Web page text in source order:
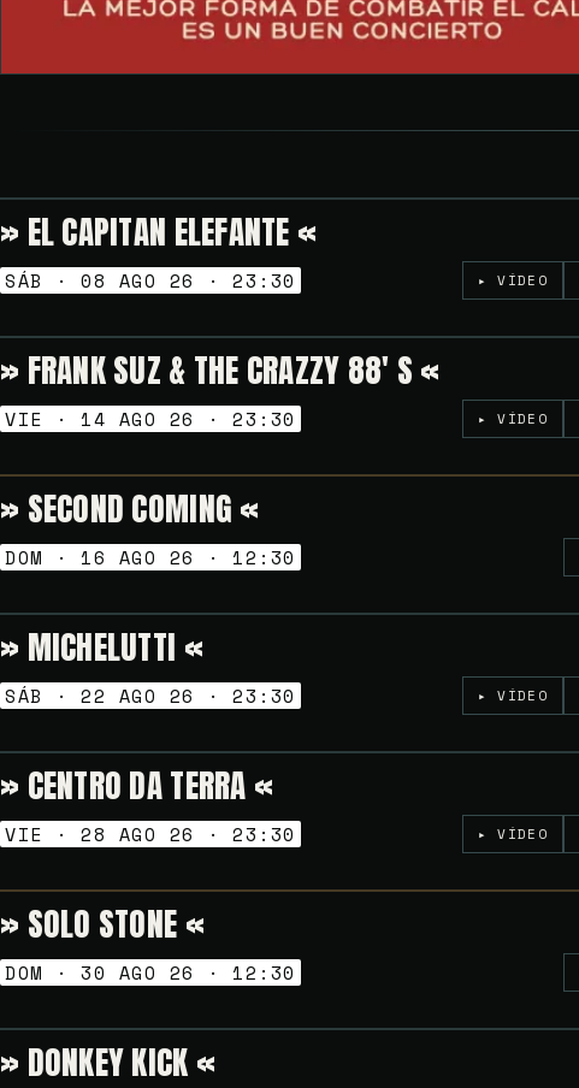
NOCHES GOLFAS
» EL CAPITAN ELEFANTE «
SÁB · 08 AGO 26 · 23:30 ▸ VÍDEO
NOCHES GOLFAS
» FRANK SUZ & THE CRAZZY 88′ S «
VIE · 14 AGO 26 · 23:30 ▸ VÍDEO
VERMUT SESSION
» SECOND COMING «
DOM · 16 AGO 26 · 12:30
NOCHES GOLFAS
» MICHELUTTI «
SÁB · 22 AGO 26 · 23:30 ▸ VÍDEO
NOCHES GOLFAS
» CENTRO DA TERRA «
VIE · 28 AGO 26 · 23:30 ▸ VÍDEO
VERMUT SESSION
» SOLO STONE «
DOM · 30 AGO 26 · 12:30
NOCHES GOLFAS
» DONKEY KICK «